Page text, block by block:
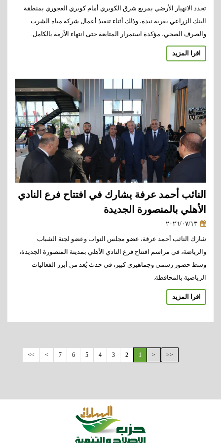
تجدد الانهيار الأرضي بمربع شرق الكوبري أمام كوبري العجوري بمنطقة
البنك الزراعي بقرية نيده، وذلك أثناء تنفيذ أعمال شركة مياه الشرب
والصرف الصحي، مؤكدة استمرار المتابعة حتى انتهاء الأزمة بالكامل.
اقرا المزيد
النائب أحمد عرفة يشارك في افتتاح فرع النادي
الأهلي بالمنصورة الجديدة
شارك النائب أحمد عرفة، عضو مجلس النواب وعضو لجنة الشباب
والرياضة، في مراسم افتتاح فرع النادي الأهلي بمدينة المنصورة الجديدة،
وسط حضور رسمي وجماهيري كبير، في حدث يُعد من أبرز الفعاليات
الرياضية بالمحافظة.
اقرا المزيد
<<
<
1
2
3
4
5
6
7
>
>>